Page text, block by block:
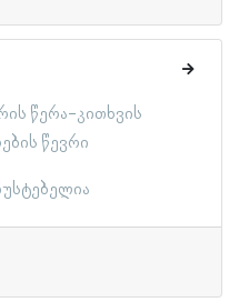
წერა-კითხვის
წევრი